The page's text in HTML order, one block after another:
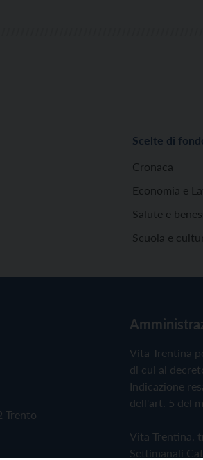
Scelte di
Cronaca
Economia e
Salute e
Scuola e
Trento
Vita Trentina
di cui al
Indicazione
dell'art. 5 del
Vita Trentina,
Settimanali